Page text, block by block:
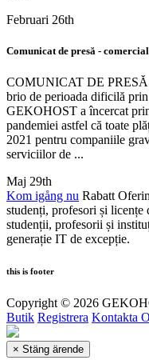
Februari 26th
Comunicat de presă - comercial
COMUNICAT DE PRESĂ
brio de perioada dificilă
GEKOHOST a încercat
pandemiei astfel că toate
2021 pentru companiile
serviciilor de ...
Maj 29th
Kom igång nu Rabatt
studenți, profesori și licențe
studenții, profesorii și
generație IT de excepție.
this is footer
Copyright © 2026
Butik Registrera Kontakta
× Stäng ärende